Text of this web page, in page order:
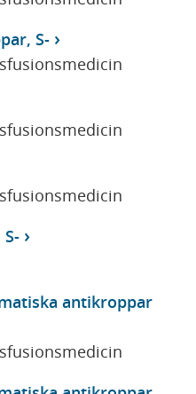
S-
antikroppar